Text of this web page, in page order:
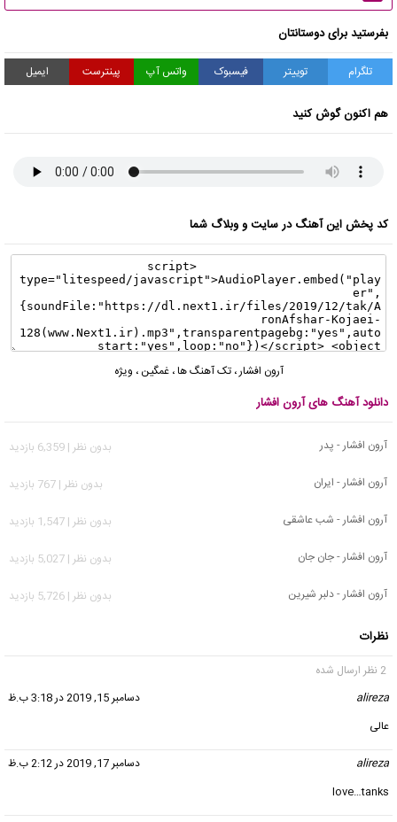
بفرستید برای دوستانتان
تلگرام توییتر فیسبوک واتس آپ پینترست ایمیل
هم اکنون گوش کنید
کد پخش این آهنگ در سایت و وبلاگ شما
آرون افشار،تک آهنگ ها،غمگین ، ویژه
دانلود آهنگ های آرون افشار
آرون افشار - پدر
بدون نظر | 6,359 بازدید
آرون افشار - ایران
بدون نظر | 767 بازدید
آرون افشار - شب عاشقی
بدون نظر | 1,547 بازدید
آرون افشار - جان جان
بدون نظر | 5,027 بازدید
آرون افشار - دلبر شیرین
بدون نظر | 5,726 بازدید
نظرات
2 نظر ارسال شده
alireza
دسامبر 15, 2019 در 3:18 ب.ظ
عالی
alireza
دسامبر 17, 2019 در 2:12 ب.ظ
love…tanks